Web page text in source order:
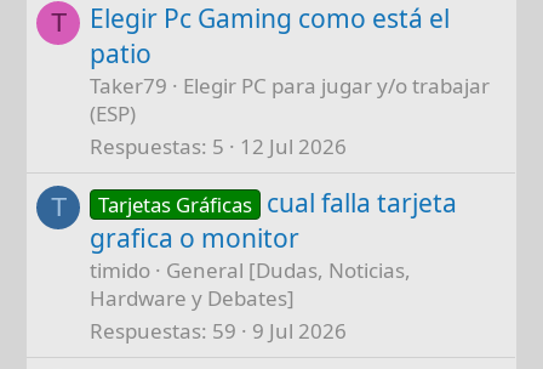
T
Elegir Pc Gaming como está el
patio
Taker79
Elegir PC para jugar y/o trabajar
(ESP)
Respuestas 5 12 Jul 2026
T Tarjetas Gráficas cual falla tarjeta
grafica o monitor
timido
General [Dudas, Noticias,
Hardware y Debates]
Respuestas 59 9 Jul 2026